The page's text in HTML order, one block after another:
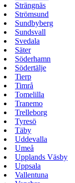
Strängnäs
Strömsund
Sundbyberg
Sundsvall
Svedala
Säter
Söderhamn
Södertälje
Tierp
Timrå
Tomelilla
Tranemo
Trelleborg
Tyresö
Täby
Uddevalla
Umeå
Upplands Väsby
Uppsala
Vallentuna